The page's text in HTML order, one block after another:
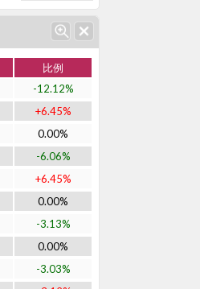
比例
-12.12%
+6.45%
0.00%
-6.06%
+6.45%
0.00%
-3.13%
0.00%
-3.03%